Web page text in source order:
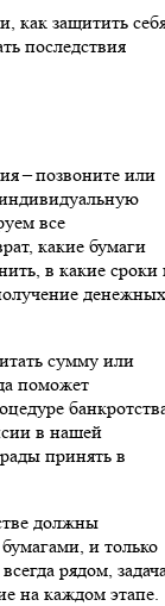
как защитить
последствия
– позвоните или
все
какие бумаги
в какие сроки
денежных
сумму или
поможет
в нашей
принять в
должны
и только
рядом,
на каждом этапе.